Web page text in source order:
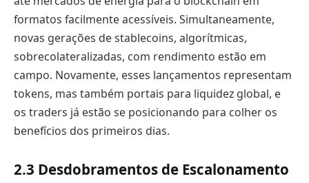
formatos facilmente acessíveis. Simultaneamente,
novas gerações de stablecoins, algorítmicas,
sobrecolateralizadas, com rendimento estão em
campo. Novamente, esses lançamentos representam
tokens, mas também portais para liquidez global, e
os traders já estão se posicionando para colher os
benefícios dos primeiros dias.
2.3 Desdobramentos de Escalonamento